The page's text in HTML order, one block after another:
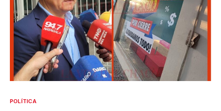
POLÍTICA